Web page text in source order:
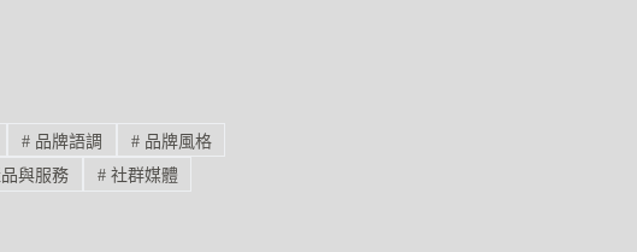
#品牌語調 #品牌風格
與服務 #社群媒體